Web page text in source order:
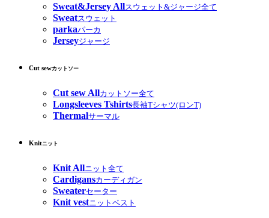
Sweat&Jersey Allスウェット&ジャージ全て
Sweatスウェット
parkaパーカ
Jerseyジャージ
Cut sewカットソー
Cut sew Allカットソー全て
Longsleeves Tshirts長袖Tシャツ(ロンT)
Thermalサーマル
Knitニット
Knit Allニット全て
Cardigansカーディガン
Sweaterセーター
Knit vestニットベスト